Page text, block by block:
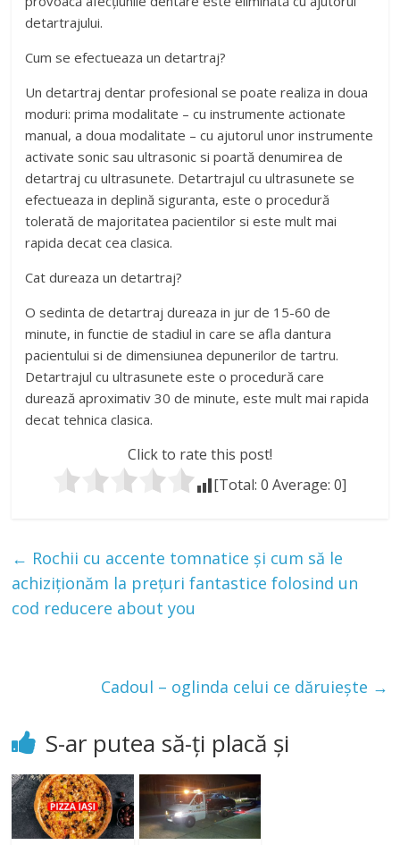
detartrajului.
Cum se efectueaza un detartraj?
Un detartraj dentar profesional se poate realiza in doua
moduri: prima modalitate – cu instrumente actionate
manual, a doua modalitate – cu ajutorul unor instrumente
activate sonic sau ultrasonic si poartă denumirea de
detartraj cu ultrasunete. Detartrajul cu ultrasunete se
efectueaza in deplină siguranta, este o procedură
tolerată de majoritatea pacientilor si este mult mai
rapida decat cea clasica.
Cat dureaza un detartraj?
O sedinta de detartraj dureaza in jur de 15-60 de
minute, in functie de stadiul in care se afla dantura
pacientului si de dimensiunea depunerilor de tartru.
Detartrajul cu ultrasunete este o procedură care
durează aproximativ 30 de minute, este mult mai rapida
decat tehnica clasica.
Click to rate this post!
[Total:0 Average:0]
← Rochii cu accente tomnatice și cum să le
achiziționăm la prețuri fantastice folosind un
cod reducere about you
Cadoul – oglinda celui ce dăruiește →
S-ar putea să-ți placă și